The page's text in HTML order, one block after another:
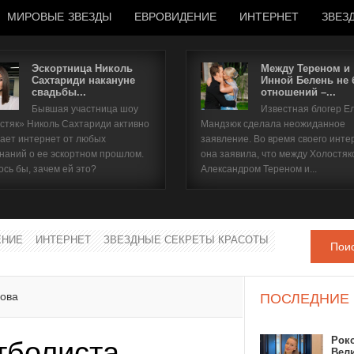
МИРОВЫЕ ЗВЕЗДЫ ЕВРОВИДЕНИЕ ИНТЕРНЕТ
Эскортница Николь
Сахтариди накануне
свадьбы...
Бывшая участница шоу
Николь Сахтариди активно
интернет от любых
о ее эскортном прошлом.
бы, зачем ей это?
Между Тереном и
Инной Белень не
отношений –...
Известная блогер
Мандзюк сделала неожиданное
заявление. Во время своего
она заявила, что между
Александром Тереном и...
ИНТЕРНЕТ ЗВЕЗДНЫЕ СЕКРЕТЫ КРАСОТЫ
ПОСЛЕДНИЕ
Имя пользователя
Забыли имя пользователя?